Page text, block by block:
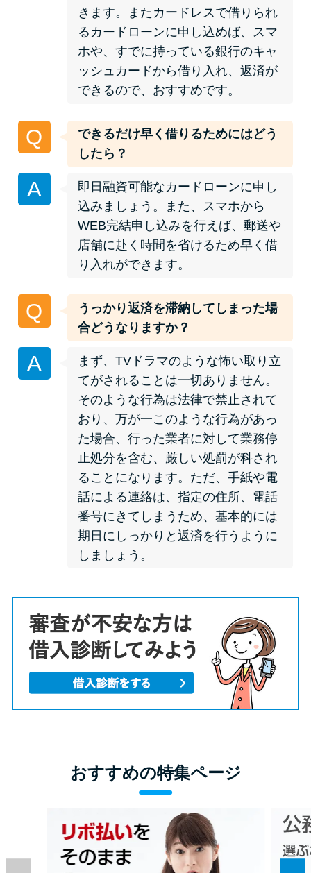
未成年でもお金を借りられる？
学生がお金を借りる方法があ
る？
学生がお金を借りる方法は？親
を解説
ソフト闇金とは？悪質な手口に
は要注意！
090金融（闇金）からお金を借り
てはいけない理由と借りた場合
の対処法
申し込みブラックとは?判断の目
安や審査に通らない理由
ブラックでもお金を借りるに
は？3つの判断基準と工面法
アコムはブラックでも審査に通
る？ 自分がブラックか確かめる
方法
アコムとレイクどっちがいい
の？ カードローンの選び方を徹
底解説！
プロミスの返済方法を徹底解
説！ もっとも便利でお得な返済
方法はどれ？
年収が低い＆他社借入があると
落ちる？バンクイックの口コミ
を分析
合わせ先とシーン別の問い合わ
せ方法
きます。またカードレスで借りられ
るカードローンに申し込めば、スマ
ホや、すでに持っている銀行のキャ
ッシュカードから借り入れ、返済が
できるので、おすすめです。
Q
できるだけ早く借りるためにはどう
したら？
A
即日融資可能なカードローンに申し
込みましょう。また、スマホから
WEB完結申し込みを行えば、郵送や
店舗に赴く時間を省けるため早く借
り入れができます。
Q
うっかり返済を滞納してしまった場
合どうなりますか？
A
まず、TVドラマのような怖い取り立
てがされることは一切ありません。
そのような行為は法律で禁止されて
おり、万が一このような行為があっ
た場合、行った業者に対して業務停
止処分を含む、厳しい処罰が科され
ることになります。ただ、手紙や電
話による連絡は、指定の住所、電話
番号にきてしまうため、基本的には
期日にしっかりと返済を行うように
しましょう。
おすすめの特集ページ